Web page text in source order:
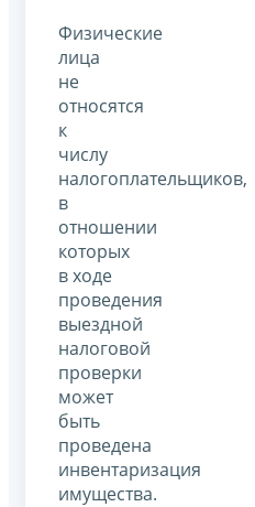
Физические
лица
не
относятся
к
числу
налогоплательщиков,
в
отношении
которых
в ходе
проведения
выездной
налоговой
проверки
может
быть
проведена
инвентаризация
имущества.